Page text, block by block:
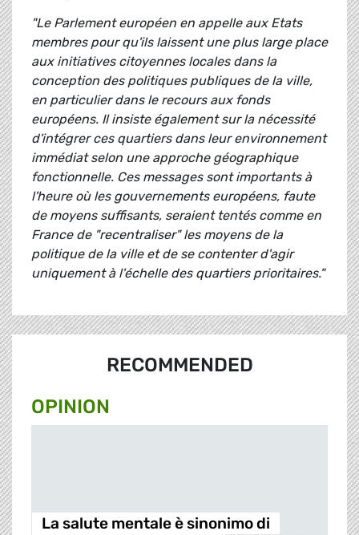
"Le Parlement européen en appelle aux Etats
membres pour qu'ils laissent une plus large place
aux initiatives citoyennes locales dans la
conception des politiques publiques de la ville,
en particulier dans le recours aux fonds
européens. Il insiste également sur la nécessité
d'intégrer ces quartiers dans leur environnement
immédiat selon une approche géographique
fonctionnelle. Ces messages sont importants à
l'heure où les gouvernements européens, faute
de moyens suffisants, seraient tentés comme en
France de "recentraliser" les moyens de la
politique de la ville et de se contenter d'agir
uniquement à l'échelle des quartiers prioritaires."
RECOMMENDED
OPINION
La salute mentale è sinonimo di